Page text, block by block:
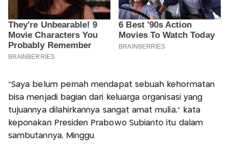
"Saya belum pernah mendapat sebuah kehormatan
bisa menjadi bagian dari keluarga organisasi yang
tujuannya dilahirkannya sangat amat mulia," kata
keponakan Presiden Prabowo Subianto itu dalam
sambutannya, Minggu.